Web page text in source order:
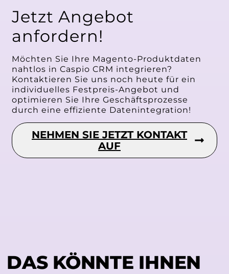
Jetzt Angebot
anfordern!
Möchten Sie Ihre Magento-Produktdaten
nahtlos in Caspio CRM integrieren?
Kontaktieren Sie uns noch heute für ein
individuelles Festpreis-Angebot und
optimieren Sie Ihre Geschäftsprozesse
durch eine effiziente Datenintegration!
NEHMEN SIE JETZT KONTAKT
AUF
DAS KÖNNTE IHNEN